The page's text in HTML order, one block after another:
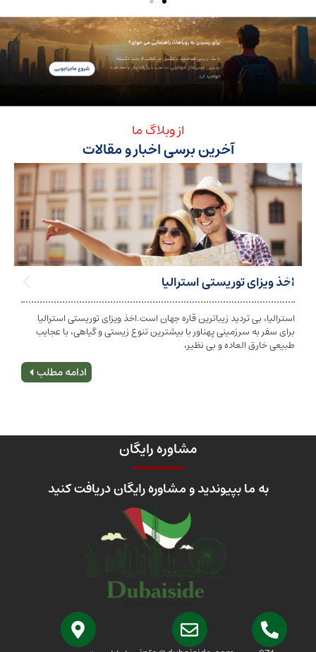
آخرین برسی اخبار و مقالات
توریستی استرالیا
تردید زیباترین قاره جهان است.اخذ ویزای توریستی استرالیا
سرزمینی پهناور با بیشترین تنوع زیستی و گیاهی، با عجایب
العاده و بی نظیر،
تابعیت و اخذ
شخص به دولت
مشاوره رایگان
بپیوندید و مشاوره رایگان دریافت کنید